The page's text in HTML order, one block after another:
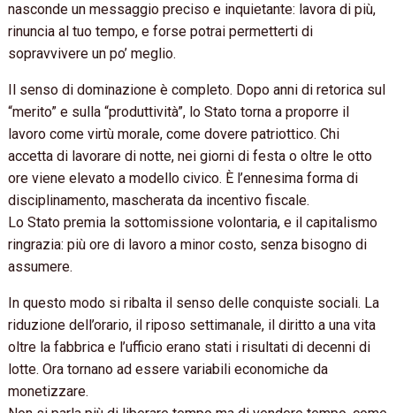
nasconde un messaggio preciso e inquietante: lavora di più,
rinuncia al tuo tempo, e forse potrai permetterti di
sopravvivere un po’ meglio.
Il senso di dominazione è completo. Dopo anni di retorica sul
“merito” e sulla “produttività”, lo Stato torna a proporre il
lavoro come virtù morale, come dovere patriottico. Chi
accetta di lavorare di notte, nei giorni di festa o oltre le otto
ore viene elevato a modello civico. È l’ennesima forma di
disciplinamento, mascherata da incentivo fiscale.
Lo Stato premia la sottomissione volontaria, e il capitalismo
ringrazia: più ore di lavoro a minor costo, senza bisogno di
assumere.
In questo modo si ribalta il senso delle conquiste sociali. La
riduzione dell’orario, il riposo settimanale, il diritto a una vita
oltre la fabbrica e l’ufficio erano stati i risultati di decenni di
lotte. Ora tornano ad essere variabili economiche da
monetizzare.